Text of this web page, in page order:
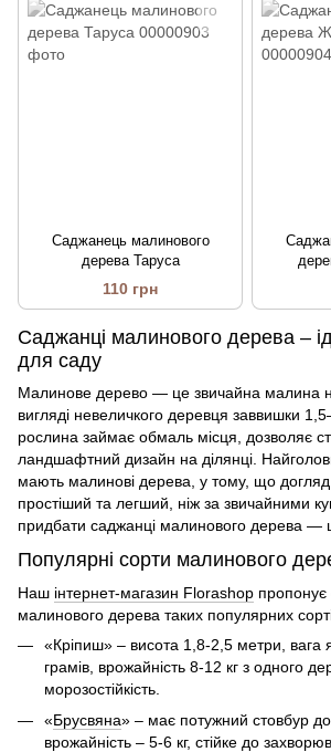
Саджанець малинового
дерева Таруса
110 грн
Саджанці малинового дерева –
для саду
Малинове дерево — це звичайна малина
вигляді невеличкого деревця заввишки
рослина займає обмаль місця, дозволяє
ландшафтний дизайн на ділянці.
мають малинові дерева, у тому, що
простіший та легший, ніж за звичайними
придбати саджанці малинового дерева —
Популярні сорти малинового
Наш інтернет-магазин Florashop пропонує
малинового дерева таких популярних
«Кріпиш» – висота 1,8-2,5 метри, вага
грамів, врожайність 8-12 кг з одного
морозостійкість.
«Брусвяна» – має потужний стовбур
врожайність – 5-6 кг, стійке до